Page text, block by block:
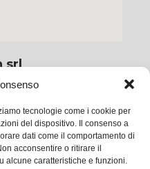
tecnologie come i cookie per
del dispositivo. Il consenso a
dati come il comportamento di
acconsentire o ritirare il
alcune caratteristiche e funzioni.
srl
88 50127 Firenze